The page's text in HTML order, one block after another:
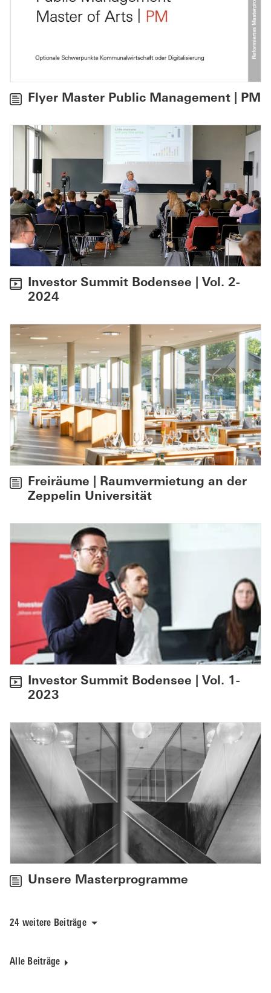
Flyer Master Public Management | PM
Investor Summit Bodensee | Vol. 2-
2024
Freiräume | Raumvermietung an der
Zeppelin Universität
Investor Summit Bodensee | Vol. 1-
2023
Unsere Masterprogramme
24 weitere Beiträge
Alle Beiträge